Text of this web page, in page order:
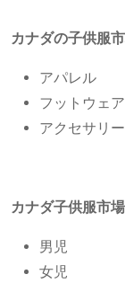
カナダの子供服
アパレル
フットウェア
アクセサリー
カナダ子供服市
男児
女児